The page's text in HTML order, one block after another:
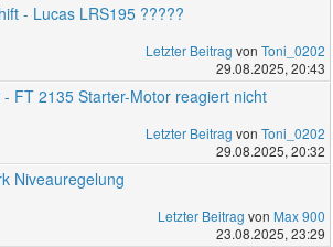
- Lucas LRS195 ?????
Letzter Beitrag von Toni_0202
29.08.2025, 20:43
FT 2135 Starter-Motor reagiert nicht
Letzter Beitrag von Toni_0202
29.08.2025, 20:32
Niveauregelung
Letzter Beitrag von Max 900
23.08.2025, 23:29